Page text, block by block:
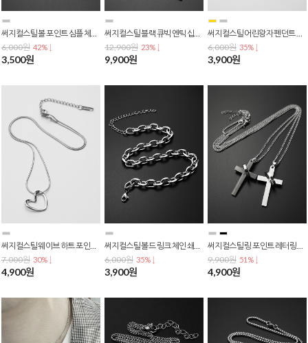
6,000원 42% ↓
3,500원
12,900원 23% ↓
9,900원
6,000원 35% ↓
3,900원
써지컬스틸 웨이브 하트 포인트 체인 패션 목걸이 N-0170
7,000원 30% ↓
4,900원
써지컬스틸 볼드 링크 체인 쇄골 목걸이 N-0158
6,000원 35% ↓
3,900원
써지컬스틸 링 포인트 레터링 크로스 십자가 펜던트 체인 목걸이 N-0156
9,900원 51% ↓
4,900원